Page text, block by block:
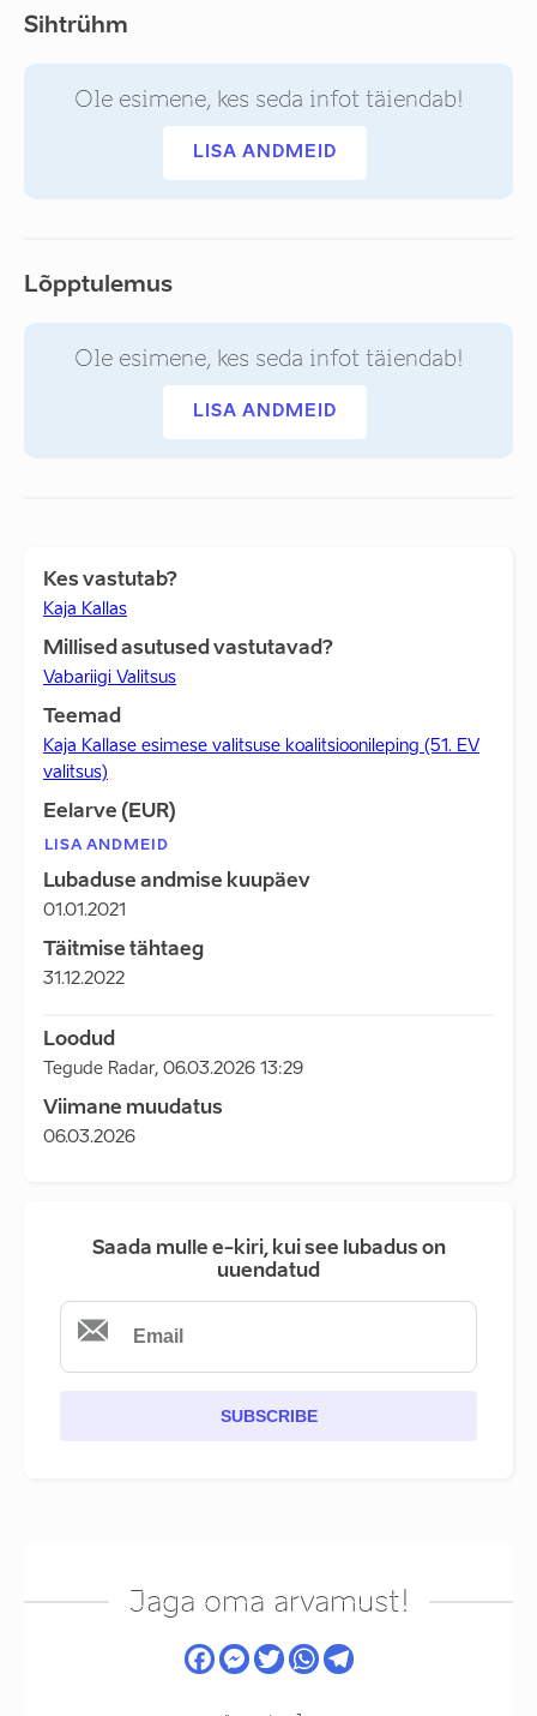
Sihtrühm
Ole esimene, kes seda infot täiendab!
LISA ANDMEID
Lõpptulemus
Ole esimene, kes seda infot täiendab!
LISA ANDMEID
Kes vastutab?
Kaja Kallas
Millised asutused vastutavad?
Vabariigi Valitsus
Teemad
Kaja Kallase esimese valitsuse koalitsioonileping (51. EV
valitsus)
Eelarve (EUR)
LISA ANDMEID
Lubaduse andmise kuupäev
01.01.2021
Täitmise tähtaeg
31.12.2022
Loodud
Tegude Radar, 06.03.2026 13:29
Viimane muudatus
06.03.2026
Saada mulle e-kiri, kui see lubadus on
uuendatud
SUBSCRIBE
Jaga oma arvamust!